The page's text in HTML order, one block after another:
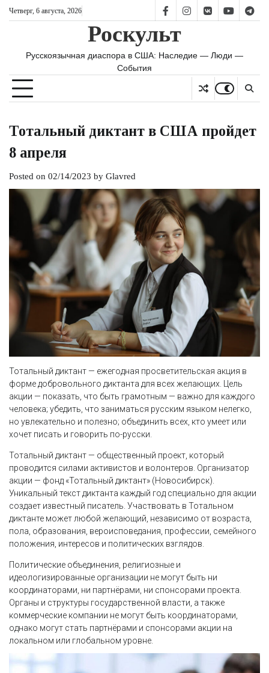
SkipЧетверг, 6 августа, 2026
FB IS vk YT TG
Роскульт
Русскоязычная диаспора в США: Наследие — Люди —
События
Тотальный диктант в США пройдет
8 апреля
Posted on 02/14/2023 by Glavred
Тотальный диктант — ежегодная просветительская акция в
форме добровольного диктанта для всех желающих. Цель
акции — показать, что быть грамотным — важно для каждого
человека; убедить, что заниматься русским языком нелегко,
но увлекательно и полезно; объединить всех, кто умеет или
хочет писать и говорить по-русски.
Тотальный диктант — общественный проект, который
проводится силами активистов и волонтеров. Организатор
акции — фонд «Тотальный диктант» (Новосибирск).
Уникальный текст диктанта каждый год специально для акции
создает известный писатель. Участвовать в Тотальном
диктанте может любой желающий, независимо от возраста,
пола, образования, вероисповедания, профессии, семейного
положения, интересов и политических взглядов.
Политические объединения, религиозные и
идеологизированные организации не могут быть ни
координаторами, ни партнёрами, ни спонсорами проекта.
Органы и структуры государственной власти, а также
коммерческие компании не могут быть координаторами,
однако могут стать партнёрами и спонсорами акции на
локальном или глобальном уровне.